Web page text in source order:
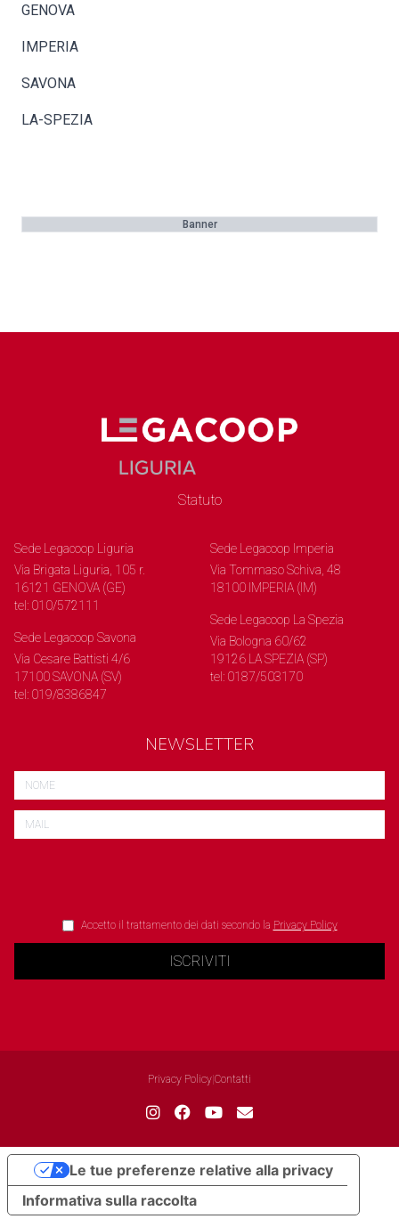
GENOVA
IMPERIA
SAVONA
LA-SPEZIA
Banner
Statuto
Sede Legacoop Liguria
Via Brigata Liguria, 105 r.
16121 GENOVA (GE)
tel: 010/572111
Sede Legacoop Savona
Via Cesare Battisti 4/6
17100 SAVONA (SV)
tel: 019/8386847
Sede Legacoop Imperia
Via Tommaso Schiva, 48
18100 IMPERIA (IM)
Sede Legacoop La Spezia
Via Bologna 60/62
19126 LA SPEZIA (SP)
tel: 0187/503170
NEWSLETTER
Accetto il trattamento dei dati secondo la Privacy Policy
ISCRIVITI
Privacy Policy Contatti
Informativa sulla raccolta
Le tue preferenze relative alla privacy